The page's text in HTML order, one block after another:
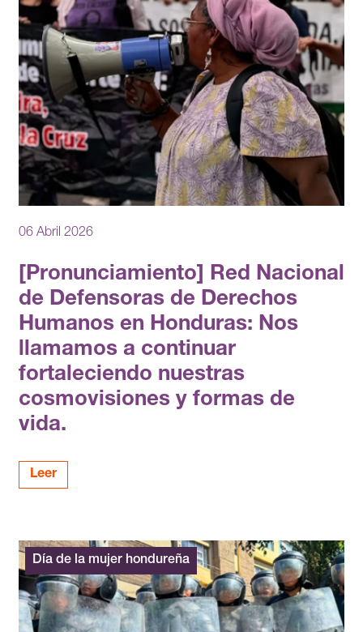
06 Abril 2026
[Pronunciamiento] Red Nacional
de Defensoras de Derechos
Humanos en Honduras: Nos
llamamos a continuar
fortaleciendo nuestras
cosmovisiones y formas de
vida.
Leer
Día de la mujer hondureña